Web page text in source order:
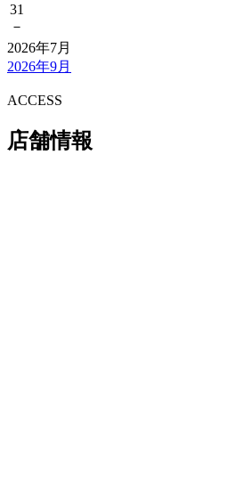
31
－
2026年7月
2026年9月
ACCESS
店舗情報